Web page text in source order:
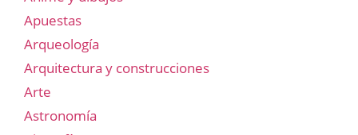
Apuestas
Arqueología
Arquitectura y construcciones
Arte
Astronomía